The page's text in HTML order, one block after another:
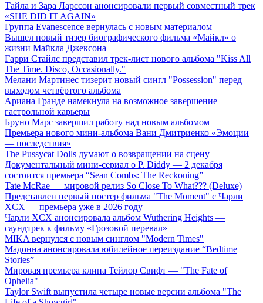
Тайла и Зара Ларссон анонсировали первый совместный трек
«SHE DID IT AGAIN»
Группа Evanescence вернулась с новым материалом
Вышел новый тизер биографического фильма «Майкл» о
жизни Майкла Джексона
Гарри Стайлс представил трек-лист нового альбома "Kiss All
The Time. Disco, Occasionally."
Мелани Мартинес тизерит новый сингл "Possession" перед
выходом четвёртого альбома
Ариана Гранде намекнула на возможное завершение
гастрольной карьеры
Бруно Марс завершил работу над новым альбомом
Премьера нового мини-альбома Вани Дмитриенко «Эмоции
— последствия»
The Pussycat Dolls думают о возвращении на сцену
Документальный мини-сериал о P. Diddy — 2 декабря
состоится премьера “Sean Combs: The Reckoning”
Tate McRae — мировой релиз So Close To What??? (Deluxe)
Представлен первый постер фильма "The Moment" с Чарли
XCX — премьера уже в 2026 году
Чарли XCX анонсировала альбом Wuthering Heights —
саундтрек к фильму «Грозовой перевал»
MIKA вернулся с новым синглом "Modern Times"
Мадонна анонсировала юбилейное переиздание “Bedtime
Stories”
Мировая премьера клипа Тейлор Свифт — "The Fate of
Ophelia"
Taylor Swift выпустила четыре новые версии альбома "The